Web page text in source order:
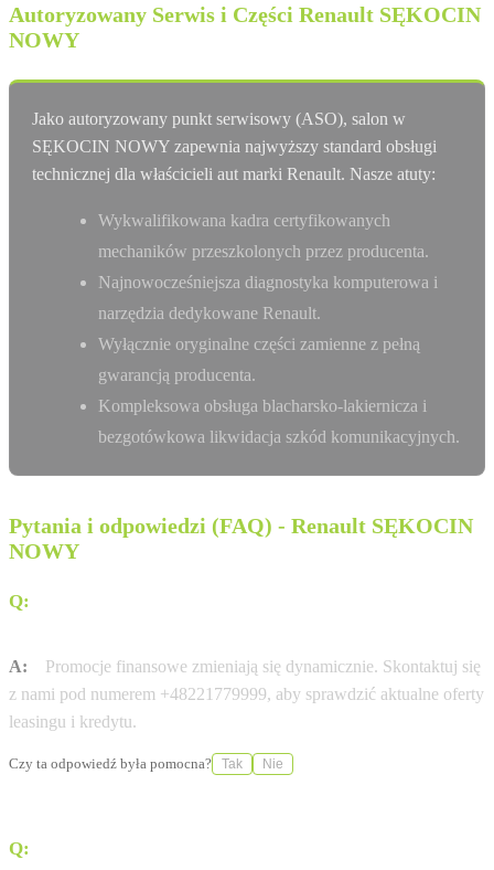
Autoryzowany Serwis i Części Renault SĘKOCIN
NOWY
Jako autoryzowany punkt serwisowy (ASO), salon w
SĘKOCIN NOWY zapewnia najwyższy standard obsługi
technicznej dla właścicieli aut marki Renault. Nasze atuty:
Wykwalifikowana kadra certyfikowanych
mechaników przeszkolonych przez producenta.
Najnowocześniejsza diagnostyka komputerowa i
narzędzia dedykowane Renault.
Wyłącznie oryginalne części zamienne z pełną
gwarancją producenta.
Kompleksowa obsługa blacharsko-lakiernicza i
bezgotówkowa likwidacja szkód komunikacyjnych.
Pytania i odpowiedzi (FAQ) - Renault SĘKOCIN
NOWY
Q:
A:
Promocje finansowe zmieniają się dynamicznie. Skontaktuj się
z nami pod numerem +48221779999, aby sprawdzić aktualne oferty
leasingu i kredytu.
Czy ta odpowiedź była pomocna? Tak Nie
Q: